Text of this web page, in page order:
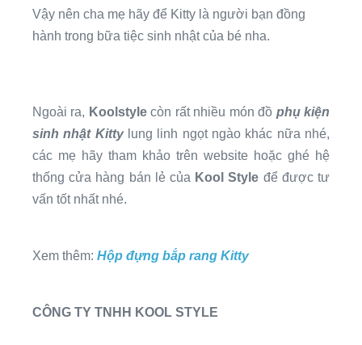
Vậy nên cha mẹ hãy để Kitty là người bạn đồng
hành trong bữa tiệc sinh nhật của bé nha.
Ngoài ra, Koolstylecòn rất nhiều món đồ phụ kiện
sinh nhật Kittylung linh ngọt ngào khác nữa nhé,
các mẹ hãy tham khảo trên website hoặc ghé hệ
thống cửa hàng bán lẻ của Kool Style để được tư
vấn tốt nhất nhé.
Xem thêm: Hộp đựng bắp rang Kitty
CÔNG TY TNHH KOOL STYLE